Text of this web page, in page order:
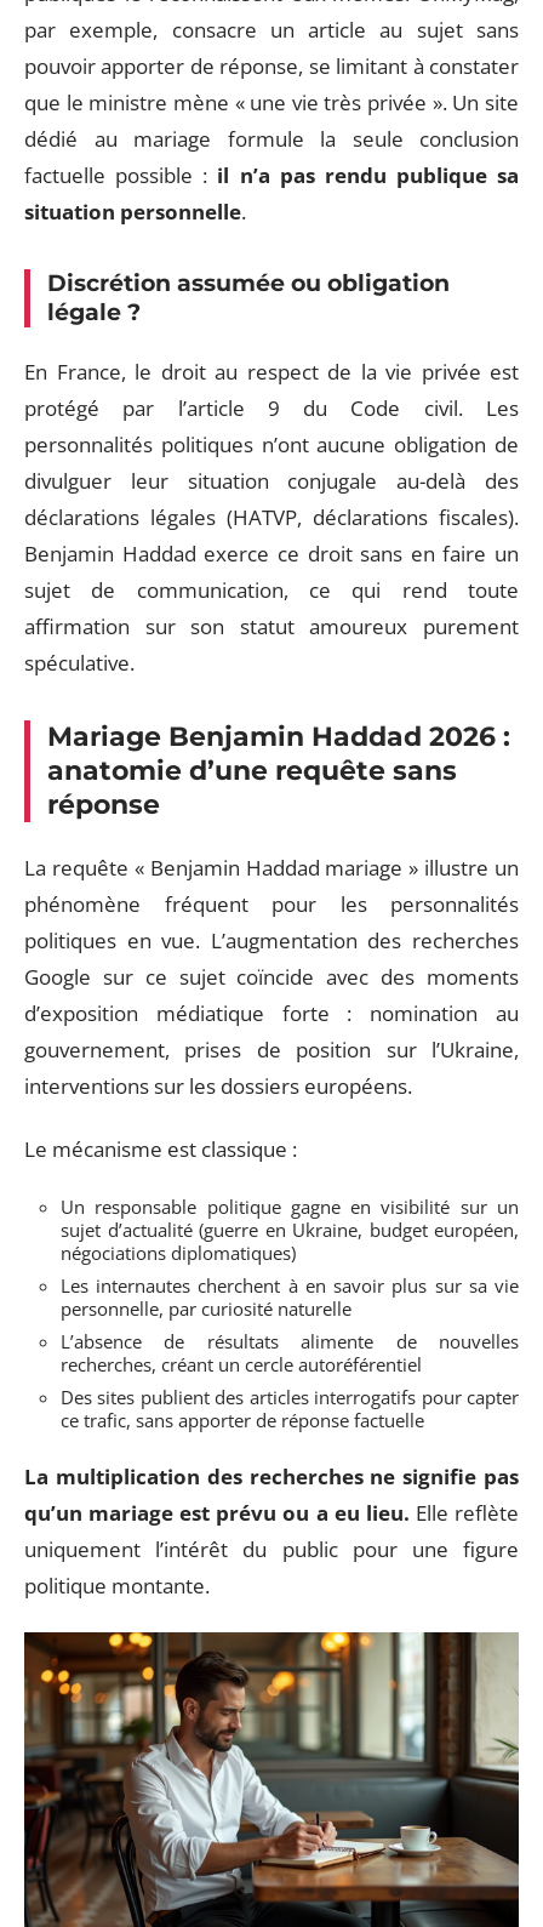
par exemple, consacre un article au sujet sans
pouvoir apporter de réponse, se limitant à constater
que le ministre mène « une vie très privée ». Un site
dédié au mariage formule la seule conclusion
factuelle possible : il n’a pas rendu publique sa
situation personnelle.
Discrétion assumée ou obligation
légale ?
En France, le droit au respect de la vie privée est
protégé par l’article 9 du Code civil. Les
personnalités politiques n’ont aucune obligation de
divulguer leur situation conjugale au-delà des
déclarations légales (HATVP, déclarations fiscales).
Benjamin Haddad exerce ce droit sans en faire un
sujet de communication, ce qui rend toute
affirmation sur son statut amoureux purement
spéculative.
Mariage Benjamin Haddad 2026 :
anatomie d’une requête sans
réponse
La requête « Benjamin Haddad mariage » illustre un
phénomène fréquent pour les personnalités
politiques en vue. L’augmentation des recherches
Google sur ce sujet coïncide avec des moments
d’exposition médiatique forte : nomination au
gouvernement, prises de position sur l’Ukraine,
interventions sur les dossiers européens.
Le mécanisme est classique :
Un responsable politique gagne en visibilité sur un
sujet d’actualité (guerre en Ukraine, budget européen,
négociations diplomatiques)
Les internautes cherchent à en savoir plus sur sa vie
personnelle, par curiosité naturelle
L’absence de résultats alimente de nouvelles
recherches, créant un cercle autoréférentiel
Des sites publient des articles interrogatifs pour capter
ce trafic, sans apporter de réponse factuelle
La multiplication des recherches ne signifie pas
qu’un mariage est prévu ou a eu lieu. Elle reflète
uniquement l’intérêt du public pour une figure
politique montante.